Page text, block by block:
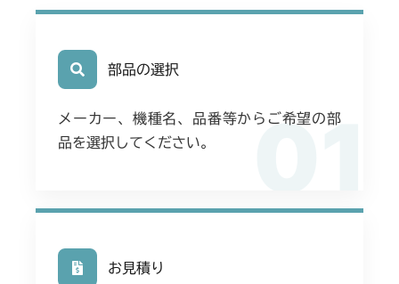
01
部品の選択
メーカー、機種名、品番等からご希望の部
品を選択してください。
お見積り